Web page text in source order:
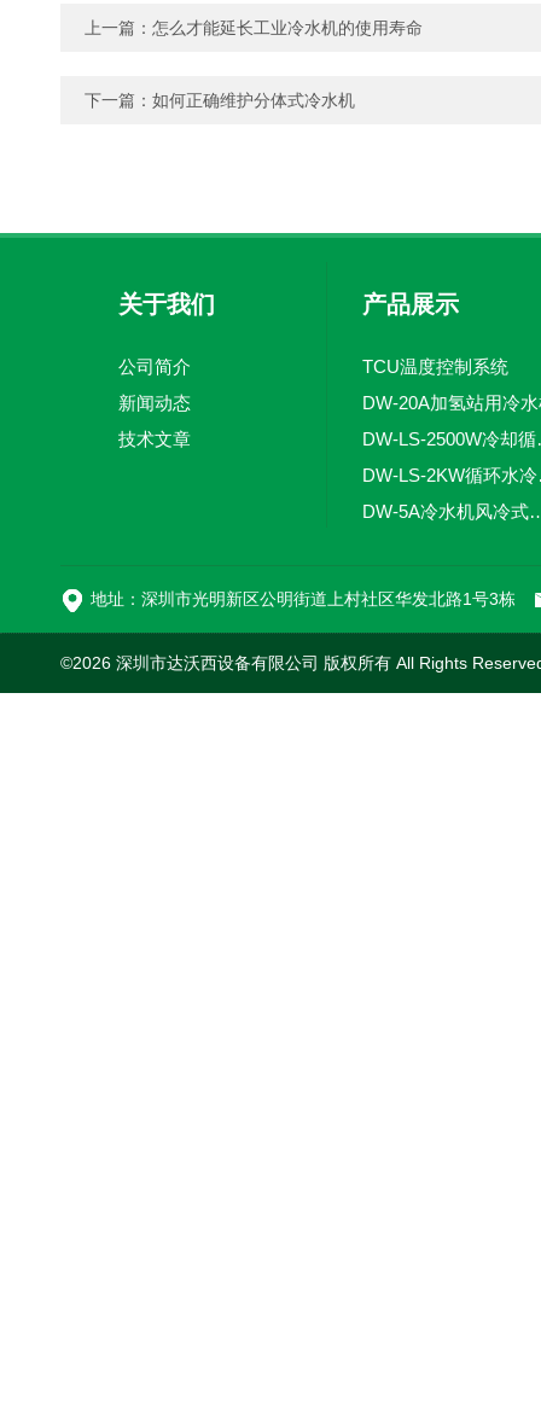
上一篇： 怎么才能延长工业冷水机的使用寿命
下一篇： 如何正确维护分体式冷水机
关于我们
公司简介
新闻动态
技术文章
产品展示
TCU温度控制系统
DW-20A加氢站用冷
DW-
DW-5A冷水机
地址：深圳市光明新区公明街道上村社区华发北路1号3栋
©2026 深圳市达沃西设备有限公司 版权所有 All Rights